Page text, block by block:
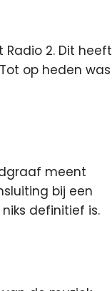
2. Dit heeft
op heden was
meent
bij een
definitief is.